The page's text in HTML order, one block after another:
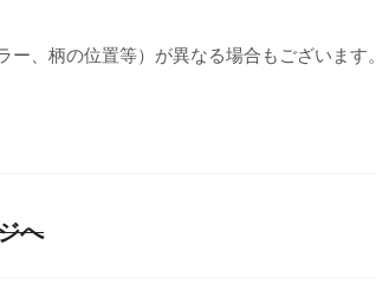
、柄の位置等）が異なる場合もございます。
へ